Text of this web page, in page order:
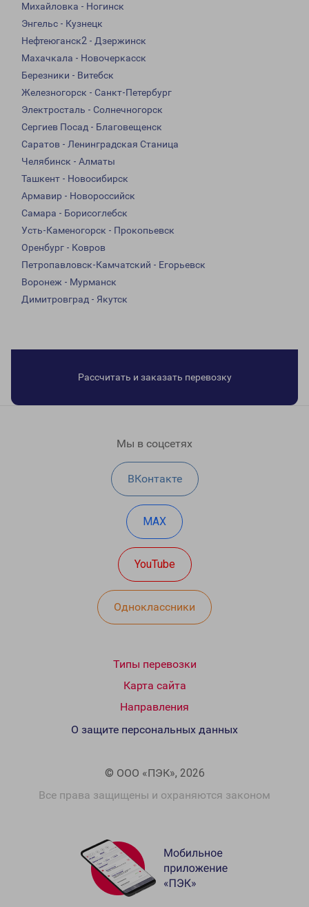
Михайловка - Ногинск
Энгельс - Кузнецк
Нефтеюганск2 - Дзержинск
Махачкала - Новочеркасск
Березники - Витебск
Железногорск - Санкт-Петербург
Электросталь - Солнечногорск
Сергиев Посад - Благовещенск
Саратов - Ленинградская Станица
Челябинск - Алматы
Ташкент - Новосибирск
Армавир - Новороссийск
Самара - Борисоглебск
Усть-Каменогорск - Прокопьевск
Оренбург - Ковров
Петропавловск-Камчатский - Егорьевск
Воронеж - Мурманск
Димитровград - Якутск
Рассчитать и заказать перевозку
Мы в соцсетях
ВКонтакте
MAX
YouTube
Одноклассники
Типы перевозки
Карта сайта
Направления
© ООО «ПЭК», 2026
Все права защищены и охраняются законом
О защите персональных данных